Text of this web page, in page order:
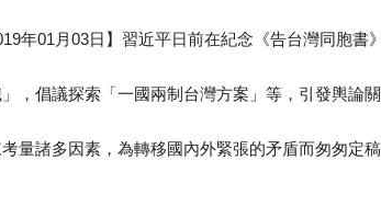
年01月03日】習近平日前在紀念《告台灣同胞
，倡議探索「一國兩制台灣方案」等，引發輿論
量諸多因素，為轉移國內外緊張的矛盾而匆匆定稿